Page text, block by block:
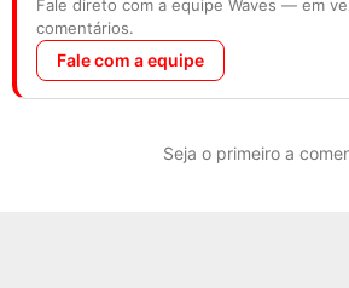
Fale direto com a equipe Waves — em
comentários.
Fale com a equipe
Seja o primeiro a